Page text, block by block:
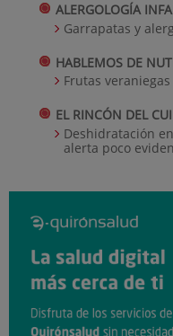
ALERGOLOGÍA
Garrapatas y
HABLEMOS DE
Frutas
EL RINCÓN DEL
Deshidratación
alerta poco